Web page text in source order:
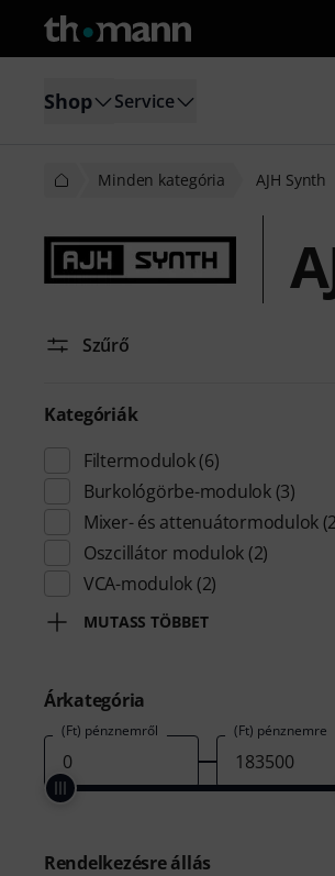
Shop Service
Minden kategória AJH Synth
Szűrő
Kategóriák
Filtermodulok(6)
Burkológörbe-modulok(3)
Mixer- és attenuátormodulok
Oszcillátor modulok (2)
VCA-modulok (2)
MUTASS TÖBBET
Árkategória
(Ft) pénznemről (Ft) pénznemre
Rendelkezésre állás